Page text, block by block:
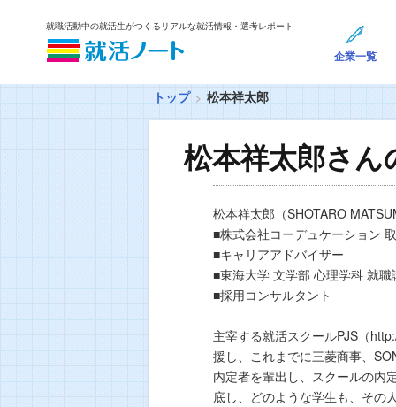
就職活動中の就活生がつくるリアルな就活情報・選考レポート
企業一覧
トップ 松本祥太郎
松本祥太郎さ
松本祥太郎（SHOTARO
■株式会社コーデュケーション
■キャリアアドバイザー
■東海大学 文学部 心理学科 就職
■採用コンサルタント
主宰する就活スクールPJS（
援し、これまでに三菱商事、
内定者を輩出し、スクールの内
底し、どのような学生も、その